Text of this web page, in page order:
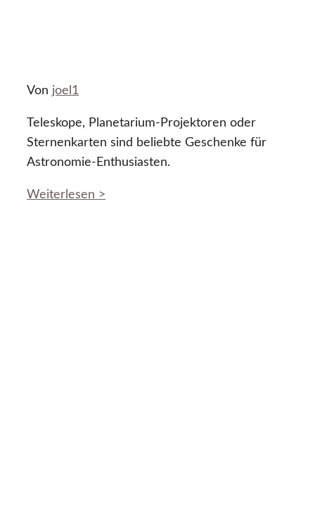
Von joel1
Teleskope, Planetarium-Projektoren oder
Sternenkarten sind beliebte Geschenke für
Astronomie-Enthusiasten.
Weiterlesen >